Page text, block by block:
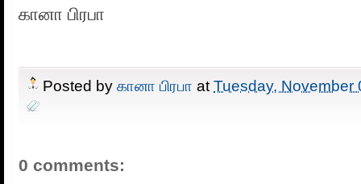
கானா பிரபா
Posted by கானா பிரபா at Tuesday, November
0 comments: